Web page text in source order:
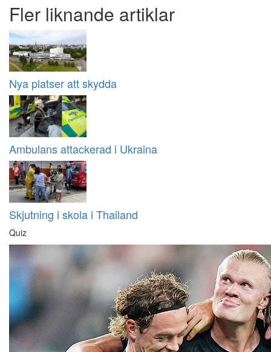
Fler liknande artiklar
Nya platser att skydda
Ambulans attackerad i Ukraina
Skjutning i skola i Thailand
Quiz